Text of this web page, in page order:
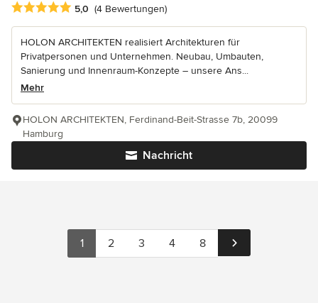
Durchschnittliche Bewertung: 5 von 5 Sternen
5,0 (4 Bewertungen)
HOLON ARCHITEKTEN realisiert Architekturen für
Privatpersonen und Unternehmen. Neubau, Umbauten,
Sanierung und Innenraum-Konzepte – unsere Ans...
Mehr
Nachricht
HOLON ARCHITEKTEN, Ferdinand-Beit-Strasse 7b, 20099
Hamburg
1 2 3 4 8